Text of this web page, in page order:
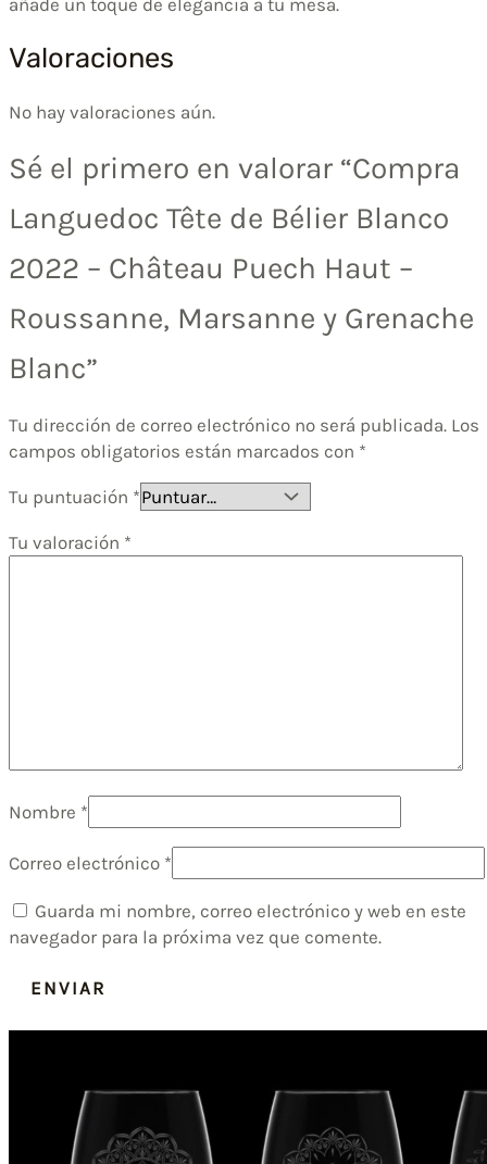
añade un toque de elegancia a tu mesa.
Valoraciones
No hay valoraciones aún.
Sé el primero en valorar “Compra
Languedoc Tête de Bélier Blanco
2022 – Château Puech Haut –
Roussanne, Marsanne y Grenache
Blanc”
Tu dirección de correo electrónico no será publicada. Los
campos obligatorios están marcados con *
Tu puntuación *
Tu valoración *
Nombre *
Correo electrónico *
Guarda mi nombre, correo electrónico y web en este
navegador para la próxima vez que comente.